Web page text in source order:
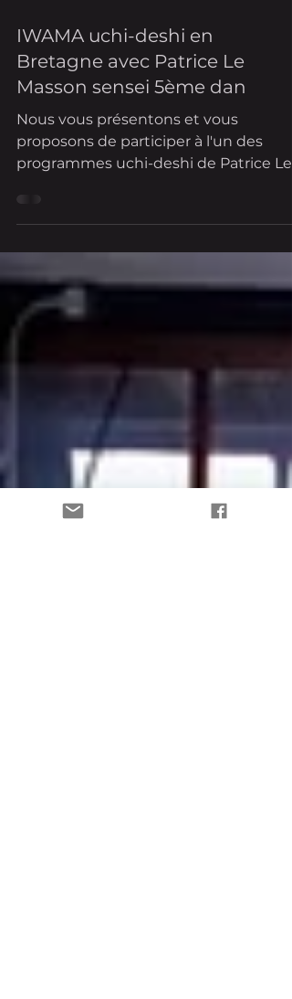
IWAMA uchi-deshi en
Bretagne avec Patrice Le
Nous vous présentons et vous
proposons de participer à l'un des
Masson sensei, dans son sublime...